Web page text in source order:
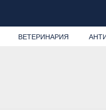
ВЕТЕРИНАРИЯ